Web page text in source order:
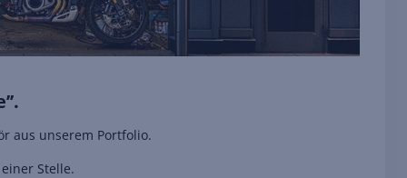
aus unserem Portfolio.
Stelle.